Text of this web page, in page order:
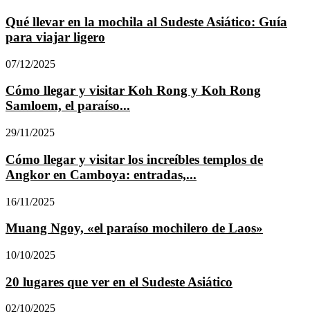
Qué llevar en la mochila al Sudeste Asiático: Guía
para viajar ligero
07/12/2025
Cómo llegar y visitar Koh Rong y Koh Rong
Samloem, el paraíso...
29/11/2025
Cómo llegar y visitar los increíbles templos de
Angkor en Camboya: entradas,...
16/11/2025
Muang Ngoy, «el paraíso mochilero de Laos»
10/10/2025
20 lugares que ver en el Sudeste Asiático
02/10/2025